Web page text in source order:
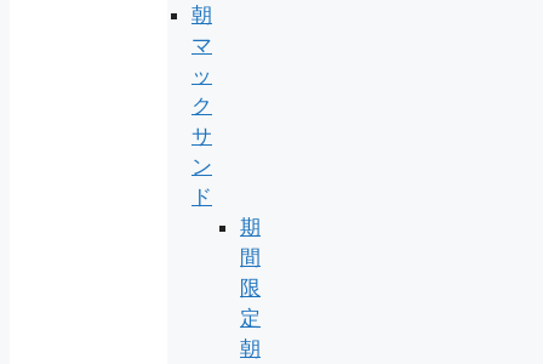
朝
マ
ッ
ク
サ
ン
ド
期
間
限
定
朝